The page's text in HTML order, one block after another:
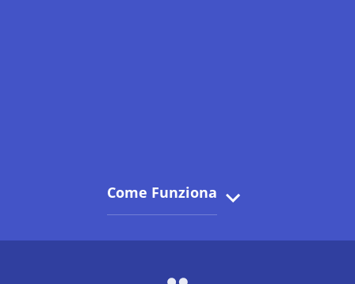
Come Funziona